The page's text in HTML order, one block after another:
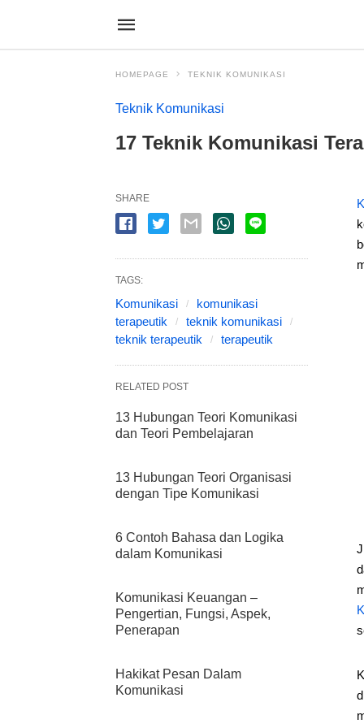
HOMEPAGE TEKNIK KOMUNIKASI
Teknik Komunikasi
17 Teknik Komunikasi
SHARE
TAGS:
Komunikasi
komunikasi
terapeutik
teknik komunikasi
teknik terapeutik
terapeutik
RELATED POST
13 Hubungan Teori Komunikasi
dan Teori Pembelajaran
13 Hubungan Teori Organisasi
dengan Tipe Komunikasi
6 Contoh Bahasa dan Logika
dalam Komunikasi
Komunikasi Keuangan –
Pengertian, Fungsi, Aspek,
Penerapan
Hakikat Pesan Dalam
Komunikasi